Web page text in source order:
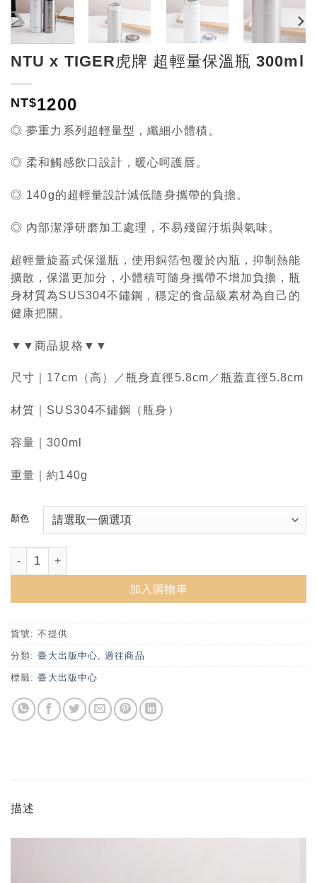
NTU x TIGER虎牌 超輕量保溫瓶 300ml
NT$1200
◎ 夢重力系列超輕量型，纖細小體積。
◎柔和觸感飲口設計，暖心呵護唇。
◎ 140g的超輕量設計減低隨身攜帶的負擔。
◎ 內部潔淨研磨加工處理，不易殘留汙垢與氣味 。
超輕量旋蓋式保溫瓶，使用銅箔包覆於內瓶，抑制熱能
擴散，保溫更加分，小體積可隨身攜帶不增加負擔，瓶
身材質為SUS304不鏽鋼，穩定的食品級素材為自己的
健康把關。
▼▼商品規格▼▼
尺寸｜17cm（高）／瓶身直徑5.8cm／瓶蓋直徑5.8cm
材質｜SUS304不鏽鋼（瓶身）
容量｜300ml
重量｜約140g
顏色
NTU x TIGER虎牌 超輕量保溫瓶 300ml 數量
加入購物車
貨號:不提供
分類:臺大出版中心,過往商品
標籤:臺大出版中心
描述